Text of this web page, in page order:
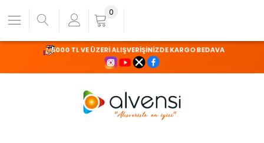
5000 TL VE ÜZERİ ALIŞVERİŞİNİZDE KARGO BEDAVA
0